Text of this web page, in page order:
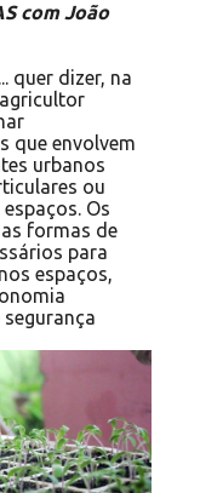
com João
quer dizer, na
que envolvem
urbanos
ou
Os
formas de
para
espaços,